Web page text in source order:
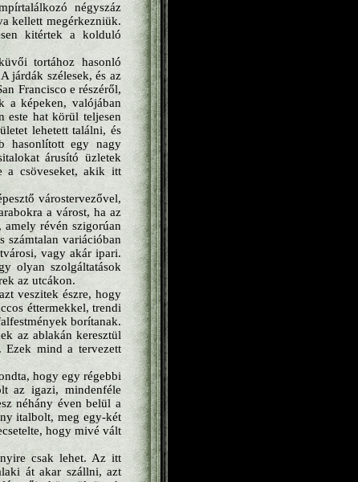
négyszáz
kellett megérkezniük.
kitértek a kolduló
tortához hasonló
járdák szélesek, és az
Francisco e részéről,
a képeken, valójában
este hat körül teljesen
lehetett találni, és
hasonlított egy nagy
árusító üzletek
a csöveseket, akik itt
várostervezővel,
a várost, ha az
amely révén szigorúan
számtalan variációban
vagy akár ipari.
olyan szolgáltatások
az utcákon.
veszitek észre, hogy
éttermekkel, trendi
borítanak.
az ablakán keresztül
Ezek mind a tervezett
hogy egy régebbi
az igazi, mindenféle
néhány éven belül a
italbolt, meg egy-két
hogy mivé vált
csak lehet. Az itt
át akar szállni, azt